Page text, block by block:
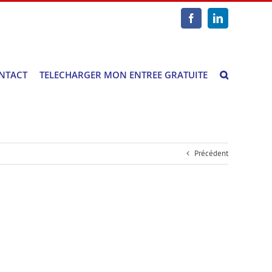
FacebookLinkedIn
TELECHARGER MON ENTREE GRATUITE
Précédent